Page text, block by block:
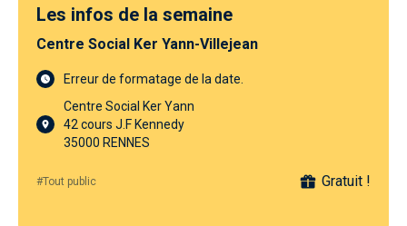
Les infos de la semaine
Centre Social Ker Yann-Villejean
Erreur de formatage de la date.
Centre Social Ker Yann
42 cours J.F Kennedy
35000 RENNES
#Tout public Gratuit !